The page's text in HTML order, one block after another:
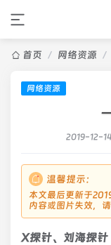
首页 / 网络资源 /
网络资源
2019-12-14
温馨提示：
本文最后更新于
内容或图片失效，请
X探针、刘海探针